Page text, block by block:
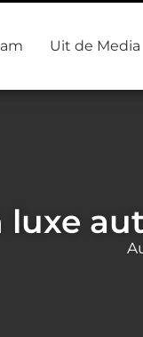
Uit de Media
luxe